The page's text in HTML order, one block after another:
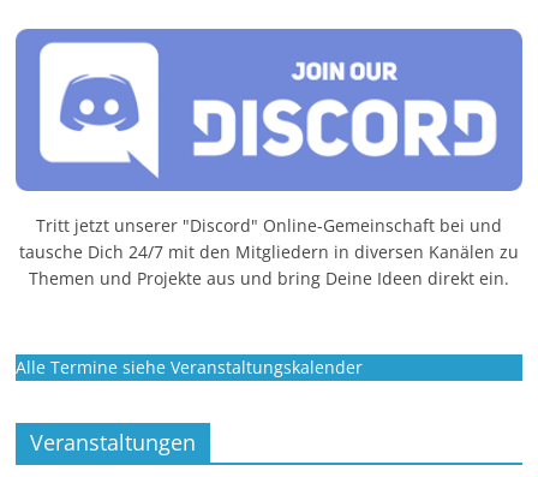
Tritt jetzt unserer "Discord" Online-Gemeinschaft bei und
tausche Dich 24/7 mit den Mitgliedern in diversen Kanälen zu
Themen und Projekte aus und bring Deine Ideen direkt ein.
Alle Termine siehe Veranstaltungskalender
Veranstaltungen